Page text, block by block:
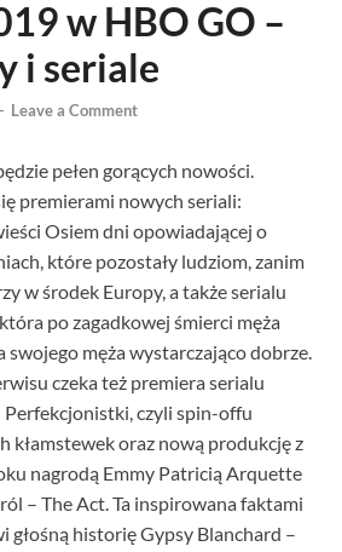
w HBO GO –
i seriale
- Leave a Comment
pełen gorących nowości.
premierami nowych seriali:
Osiem dni opowiadającej o
które pozostały ludziom, zanim
w środek Europy, a także serialu
po zagadkowej śmierci męża
swojego męża wystarczająco dobrze.
czeka też premiera serialu
Perfekcjonistki, czyli spin-offu
kłamstewek oraz nową produkcję z
nagrodą Emmy Patricią Arquette
– The Act. Ta inspirowana faktami
głośną historię Gypsy Blanchard –